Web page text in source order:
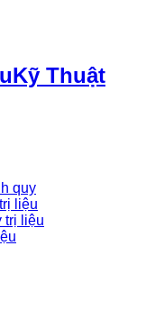
Kỹ Thuật
quy
liệu
trị liệu